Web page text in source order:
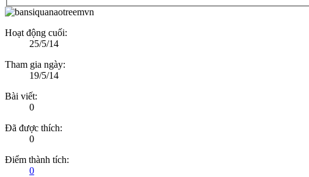
Hoạt động cuối:
25/5/14
Tham gia ngày:
19/5/14
Bài viết:
0
Đã được thích:
0
Điểm thành tích:
0